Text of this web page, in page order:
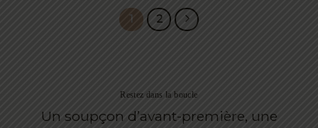
1 2
Restez dans la boucle
Un soupçon d’avant-première, une